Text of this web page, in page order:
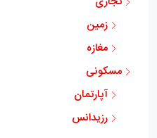
زمین
مغازه
مسکونی
آپارتمان
رزیدانس